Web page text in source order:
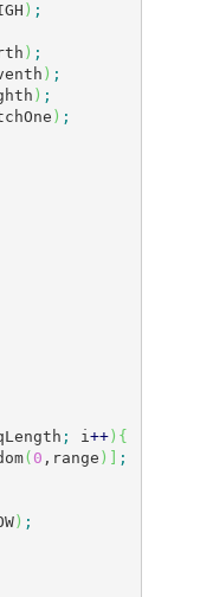
) ;
) ;
) ;
) ;
) ;
; i++) {
( 0 ,range )
;
) ;